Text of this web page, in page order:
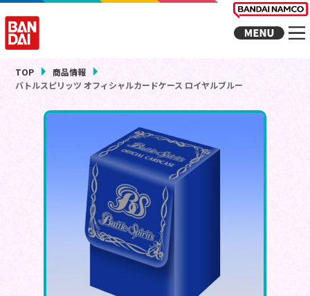
TOP
商品情報
バトルスピリッツ オフィシャルカードケース ロイヤルブルー